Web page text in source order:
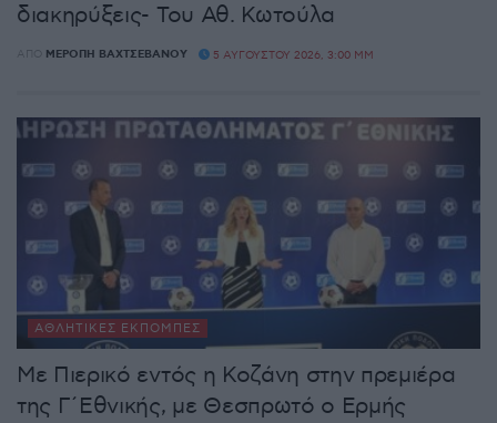
διακηρύξεις- Του Αθ. Κωτούλα
ΑΠΌ ΜΕΡΌΠΗ ΒΑΧΤΣΕΒΆΝΟΥ 5 ΑΥΓΟΎΣΤΟΥ 2026, 3:00 ΜΜ
ΑΘΛΗΤΙΚΈΣ ΕΚΠΟΜΠΈΣ
Με Πιερικό εντός η Κοζάνη στην πρεμιέρα
της Γ΄Εθνικής, με Θεσπρωτό ο Ερμής